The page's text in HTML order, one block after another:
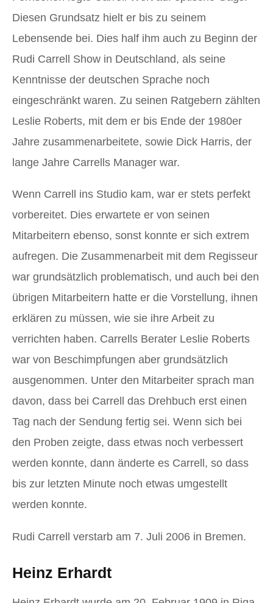
Diesen Grundsatz hielt er bis zu seinem
Lebensende bei. Dies half ihm auch zu Beginn der
Rudi Carrell Show in Deutschland, als seine
Kenntnisse der deutschen Sprache noch
eingeschränkt waren. Zu seinen Ratgebern zählten
Leslie Roberts, mit dem er bis Ende der 1980er
Jahre zusammenarbeitete, sowie Dick Harris, der
lange Jahre Carrells Manager war.
Wenn Carrell ins Studio kam, war er stets perfekt
vorbereitet. Dies erwartete er von seinen
Mitarbeitern ebenso, sonst konnte er sich extrem
aufregen. Die Zusammenarbeit mit dem Regisseur
war grundsätzlich problematisch, und auch bei den
übrigen Mitarbeitern hatte er die Vorstellung, ihnen
erklären zu müssen, wie sie ihre Arbeit zu
verrichten haben. Carrells Berater Leslie Roberts
war von Beschimpfungen aber grundsätzlich
ausgenommen. Unter den Mitarbeiter sprach man
davon, dass bei Carrell das Drehbuch erst einen
Tag nach der Sendung fertig sei. Wenn sich bei
den Proben zeigte, dass etwas noch verbessert
werden konnte, dann änderte es Carrell, so dass
bis zur letzten Minute noch etwas umgestellt
werden konnte.
Rudi Carrell verstarb am 7. Juli 2006 in Bremen.
Heinz Erhardt